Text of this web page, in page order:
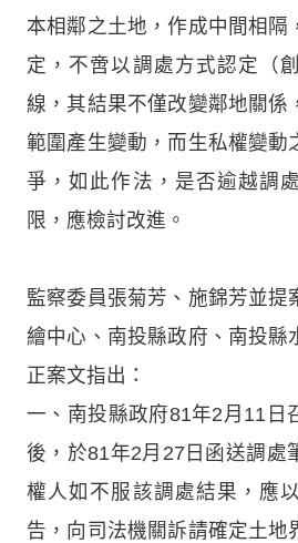
本相鄰之土地，作成中間相隔
定，不啻以調處方式認定（
線，其結果不僅改變鄰地關係
範圍產生變動，而生私權變動
爭，如此作法，是否逾越調
限，應檢討改進。
監察委員張菊芳、施錦芳並提
繪中心、南投縣政府、南投縣
正案文指出：
一、南投縣政府81年2月11日
後，於81年2月27日函送調處
權人如不服該調處結果，應
告，向司法機關訴請確定土地